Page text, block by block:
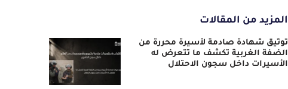
المزيد من المقالات
توثيق شهادة صادمة لأسيرة محررة من
الضفة الغربية تكشف ما تتعرض له
الأسيرات داخل سجون الاحتلال